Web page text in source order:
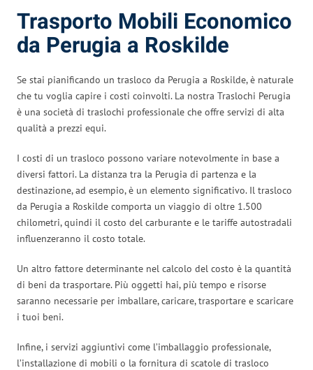
Trasporto Mobili Economico
da Perugia a Roskilde
Se stai pianificando un trasloco da Perugia a Roskilde, è naturale
che tu voglia capire i costi coinvolti. La nostra Traslochi Perugia
è una società di traslochi professionale che offre servizi di alta
qualità a prezzi equi.
I costi di un trasloco possono variare notevolmente in base a
diversi fattori. La distanza tra la Perugia di partenza e la
destinazione, ad esempio, è un elemento significativo. Il trasloco
da Perugia a Roskilde comporta un viaggio di oltre 1.500
chilometri, quindi il costo del carburante e le tariffe autostradali
influenzeranno il costo totale.
Un altro fattore determinante nel calcolo del costo è la quantità
di beni da trasportare. Più oggetti hai, più tempo e risorse
saranno necessarie per imballare, caricare, trasportare e scaricare
i tuoi beni.
Infine, i servizi aggiuntivi come l’imballaggio professionale,
l’installazione di mobili o la fornitura di scatole di trasloco